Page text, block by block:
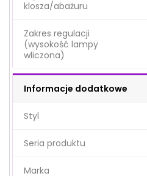
klosza/abażuru
Zakres regulacji
(wysokość lampy
wliczona)
Informacje dodatkowe
Styl
Seria produktu
Marka